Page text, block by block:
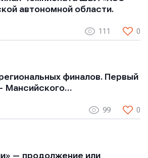
автономной области.
111 0
финалов. Первый
Мансийского…
99 0
— продолжение или